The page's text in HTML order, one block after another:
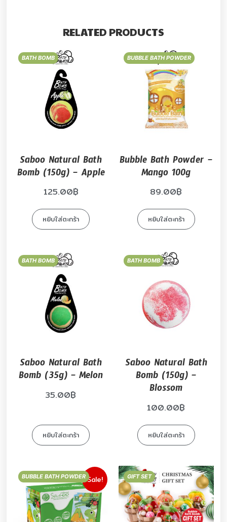
RELATED PRODUCTS
BATH BOMB
Saboo Natural Bath
Bomb (150g) – Apple
125.00฿
หยิบใส่ตะกร้า
BUBBLE BATH POWDER
Bubble Bath Powder –
Mango 100g
89.00฿
หยิบใส่ตะกร้า
BATH BOMB
Saboo Natural Bath
Bomb (35g) – Melon
35.00฿
หยิบใส่ตะกร้า
BATH BOMB
Saboo Natural Bath
Bomb (150g) –
Blossom
100.00฿
หยิบใส่ตะกร้า
Sale!
BUBBLE BATH POWDER GIFT SET